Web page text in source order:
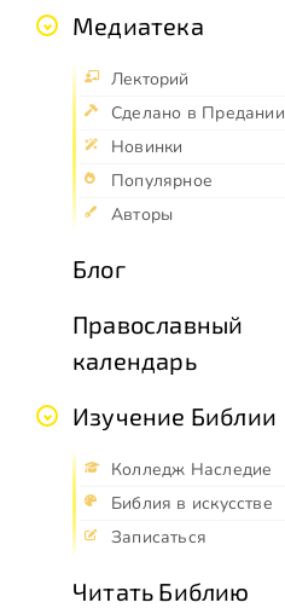
Медиатека
Лекторий
Сделано в Предании
Новинки
Популярное
Авторы
Блог
Православный
календарь
Изучение Библии
Колледж Наследие
Библия в искусстве
Записаться
Читать Библию